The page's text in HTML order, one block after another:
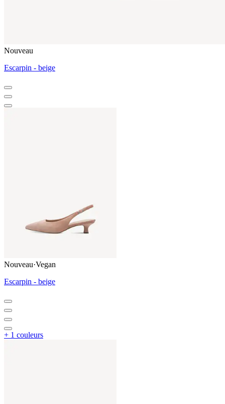
Nouveau
Escarpin - beige
Nouveau·Vegan
Escarpin - beige
+ 1 couleurs